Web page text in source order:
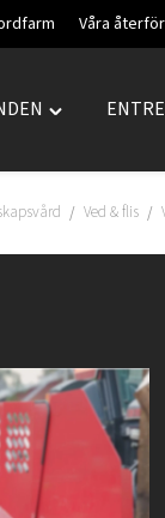
Våra
Toggle
/ Ved & flis /